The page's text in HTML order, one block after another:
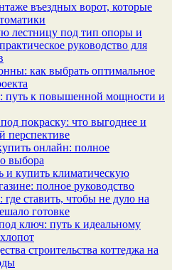
въездных ворот, которые
лестницу под тип опоры и
руководство для
как выбрать оптимальное
путь к повышенной мощности и
покраску: что выгоднее и
перспективе
онлайн: полное
выбора
и купить климатическую
полное руководство
ставить, чтобы не дуло на
готовке
ключ: путь к идеальному
строительства коттеджа на